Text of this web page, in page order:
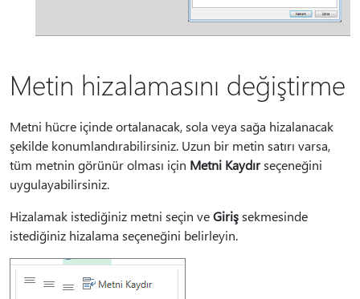
Metin hizalamasını değiştirme
Metni hücre içinde ortalanacak, sola veya sağa hizalanacak
şekilde konumlandırabilirsiniz. Uzun bir metin satırı varsa,
tüm metnin görünür olması için Metni Kaydırseçeneğini
uygulayabilirsiniz.
Hizalamak istediğiniz metni seçin veGirişsekmesinde
istediğiniz hizalama seçeneğini belirleyin.